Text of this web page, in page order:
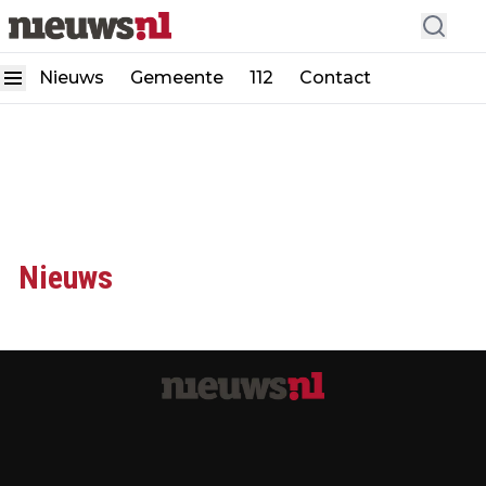
Nieuws Gemeente 112 Contact
Nieuws